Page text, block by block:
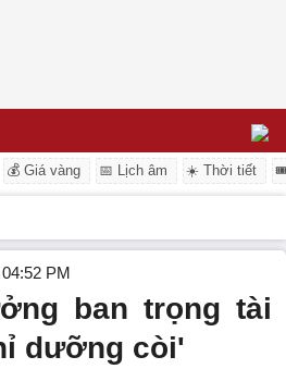
💰 Giá vàng 📅 Lịch âm ☀️ Thời tiết
PM
ban trọng tài
dưỡng còi'